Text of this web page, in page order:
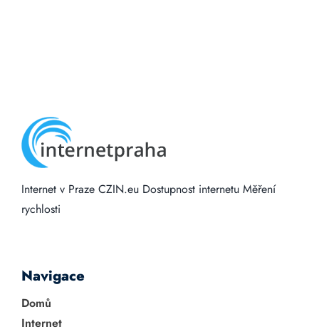
Internet v Praze CZIN.eu Dostupnost internetu Měření
rychlosti
Navigace
Domů
Internet